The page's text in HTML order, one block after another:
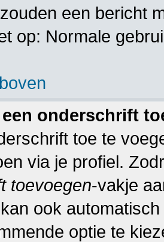
een bericht
op: Normale
een onderschrift
toe te
via je profiel.
toevoegen-vakje
ook
optie te